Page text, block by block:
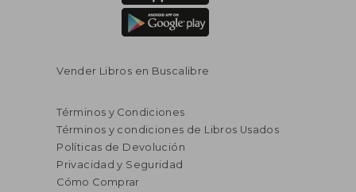
Vender Libros en Buscalibre
Términos y Condiciones
Términos y condiciones de Libros Usados
Políticas de Devolución
Privacidad y Seguridad
Cómo Comprar